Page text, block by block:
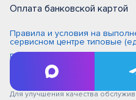
Оплата банковской картой
Правила и условия на
сервисном центре типовые
Политика обработки
Политика обработки
"Цифровой сервис"
Для улучшения качества